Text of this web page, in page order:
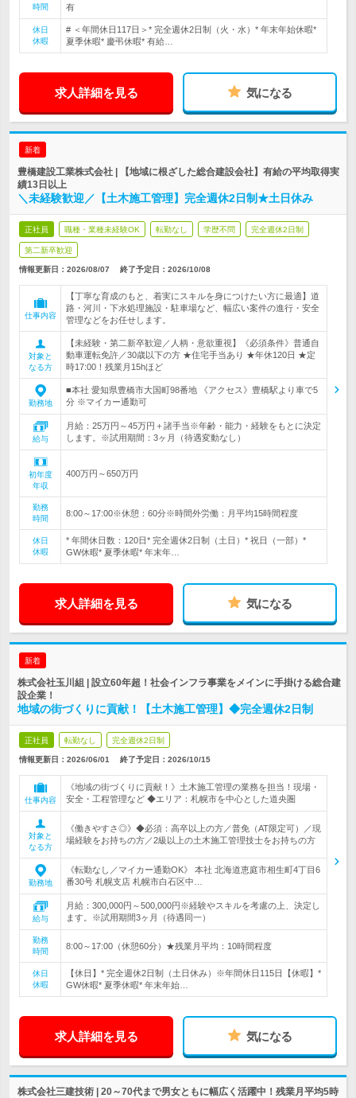
時間 有
休日
休暇
# ＜年間休日117日＞* 完全週休2日制（火・水）* 年末年始休暇*
夏季休暇* 慶弔休暇* 有給…
求人詳細を見る 気になる
新着
豊橋建設工業株式会社 | 【地域に根ざした総合建設会社】有給の平均取得実
績13日以上
＼未経験歓迎／【土木施工管理】完全週休2日制★土日休み
正社員 職種・業種未経験OK 転勤なし 学歴不問 完全週休2日制
第二新卒歓迎
情報更新日：2026/08/07 終了予定日： 2026/10/08
仕事内容
【丁寧な育成のもと、着実にスキルを身につけたい方に最適】道
路・河川・下水処理施設・駐車場など、幅広い案件の進行・安全
管理などをお任せします。
対象と
なる方
【未経験・第二新卒歓迎／人柄・意欲重視】《必須条件》普通自
動車運転免許／30歳以下の方 ★住宅手当あり ★年休120日 ★定
時17:00！残業月15hほど
勤務地
■本社 愛知県豊橋市大国町98番地 《アクセス》豊橋駅より車で5
分 ※マイカー通勤可
給与
月給：25万円～45万円＋諸手当※年齢・能力・経験をもとに決定
します。※試用期間：3ヶ月（待遇変動なし）
初年度
年収
400万円～650万円
勤務
時間
8:00～17:00※休憩：60分※時間外労働：月平均15時間程度
休日
休暇
* 年間休日数：120日* 完全週休2日制（土日）* 祝日（一部）*
GW休暇* 夏季休暇* 年末年…
求人詳細を見る 気になる
新着
株式会社玉川組 | 設立60年超！社会インフラ事業をメインに手掛ける総合建
設企業！
地域の街づくりに貢献！【土木施工管理】◆完全週休2日制
正社員 転勤なし 完全週休2日制
情報更新日：2026/06/01 終了予定日： 2026/10/15
仕事内容
《地域の街づくりに貢献！》土木施工管理の業務を担当！現場・
安全・工程管理など ◆エリア：札幌市を中心とした道央圏
対象と
なる方
《働きやすさ◎》◆必須：高卒以上の方／普免（AT限定可）／現
場経験をお持ちの方／2級以上の土木施工管理技士をお持ちの方
勤務地
《転勤なし／マイカー通勤OK》 本社 北海道恵庭市相生町4丁目6
番30号 札幌支店 札幌市白石区中…
給与
月給：300,000円～500,000円※経験やスキルを考慮の上、決定し
ます。※試用期間3ヶ月（待遇同一）
勤務
時間
8:00～17:00（休憩60分）★残業月平均：10時間程度
休日
休暇
【休日】* 完全週休2日制（土日休み）※年間休日115日【休暇】*
GW休暇* 夏季休暇* 年末年始…
求人詳細を見る 気になる
株式会社三建技術 | 20～70代まで男女ともに幅広く活躍中！残業月平均5時